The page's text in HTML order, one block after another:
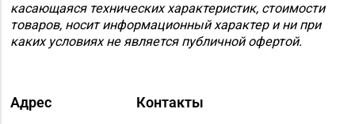
касающаяся технических характеристик, стоимости
товаров, носит информационный характер и ни при
каких условиях не является публичной офертой.
Адрес Контакты